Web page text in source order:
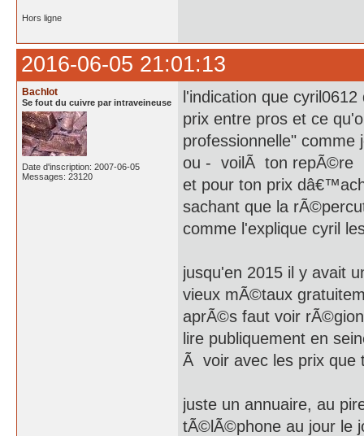
Hors ligne
2016-06-05 21:01:13
Bachlot
Se fout du cuivre par intraveineuse
Date d'inscription: 2007-06-05
Messages: 23120
l'indication que
prix entre pros et ce
professionnelle"
ou - voilÃ ton repÃ©re
et pour ton prix
sachant que la
comme l'explique cyril
jusqu'en 2015 il y avait
vieux mÃ©taux
aprÃ©s faut voir
lire publiquement en
Ã voir avec les prix que
juste un annuaire, au
tÃ©lÃ©phone au jour le